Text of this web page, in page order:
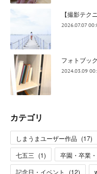
【撮影テク
2026.07.07
フォトブッ
2024.03.09
カテゴリ
しまうまユーザー作品 (17)
七五三 (1) 卒園・卒業
記念日・イベント
(12)